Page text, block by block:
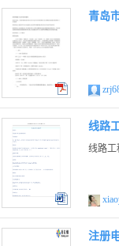
pdf
青岛
doc
线路
线路工
注册